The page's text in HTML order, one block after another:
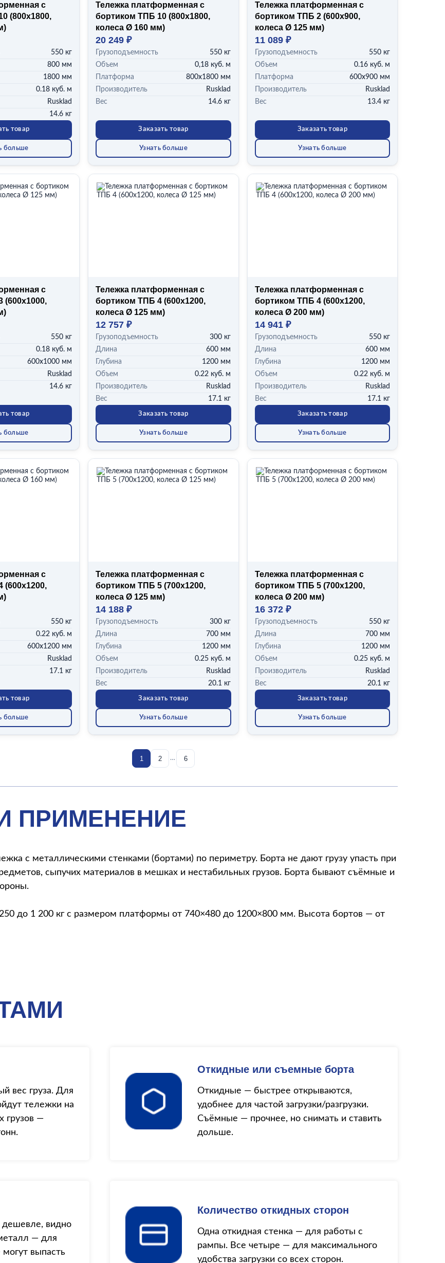
с
(800x1800,
550 кг
800 мм
1800 мм
0.18 куб. м
Rusklad
14.6 кг
товар
больше
Тележка платформенная с
бортиком ТПБ 10 (800x1800,
колеса Ø 160 мм)
20 249 ₽
Грузоподъемность
550 кг
Объем
0,18 куб. м
Платформа
800x1800 мм
Производитель
Rusklad
Вес
14.6 кг
Заказать товар
Узнать больше
Тележка платформенная с
бортиком ТПБ 2 (600x900,
колеса Ø 125 мм)
11 089 ₽
Грузоподъемность
550 кг
Объем
0.16 куб. м
Платформа
600х900 мм
Производитель
Rusklad
Вес
13.4 кг
Заказать товар
Узнать больше
с
(600x1000,
550 кг
0.18 куб. м
600х1000 мм
Rusklad
14.6 кг
товар
больше
Тележка платформенная с
бортиком ТПБ 4 (600x1200,
колеса Ø 125 мм)
12 757 ₽
Грузоподъемность
300 кг
Длина
600 мм
Глубина
1200 мм
Объем
0.22 куб. м
Производитель
Rusklad
Вес
17.1 кг
Заказать товар
Узнать больше
Тележка платформенная с
бортиком ТПБ 4 (600x1200,
колеса Ø 200 мм)
14 941 ₽
Грузоподъемность
550 кг
Длина
600 мм
Глубина
1200 мм
Объем
0.22 куб. м
Производитель
Rusklad
Вес
17.1 кг
Заказать товар
Узнать больше
с
(600x1200,
550 кг
0.22 куб. м
600х1200 мм
Rusklad
17.1 кг
товар
больше
Тележка платформенная с
бортиком ТПБ 5 (700x1200,
колеса Ø 125 мм)
14 188 ₽
Грузоподъемность
300 кг
Длина
700 мм
Глубина
1200 мм
Объем
0.25 куб. м
Производитель
Rusklad
Вес
20.1 кг
Заказать товар
Узнать больше
Тележка платформенная с
бортиком ТПБ 5 (700x1200,
колеса Ø 200 мм)
16 372 ₽
Грузоподъемность
550 кг
Длина
700 мм
Глубина
1200 мм
Объем
0.25 куб. м
Производитель
Rusklad
Вес
20.1 кг
Заказать товар
Узнать больше
1 2 … 6
ПРИМЕНЕНИЕ
с металлическими стенками (бортами) по периметру. Борта не дают грузу упасть при
сыпучих материалов в мешках и нестабильных грузов. Борта бывают съёмные и
до 1 200 кг с размером платформы от 740×480 до 1200×800 мм. Высота бортов — от
вес груза. Для
тележки на
грузов —
Откидные или съемные борта
Откидные — быстрее открываются,
удобнее для частой загрузки/разгрузки.
Съёмные — прочнее, но снимать и ставить
дольше.
дешевле, видно
— для
выпасть
Количество откидных сторон
Одна откидная стенка — для работы с
рампы. Все четыре — для максимального
удобства загрузки со всех сторон.